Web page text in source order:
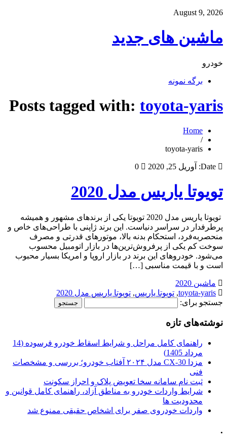
August 9, 2026
ماشین های جدید
خودرو
برگه نمونه
Posts tagged with: toyota-yaris
Home
/
toyota-yaris
Date: آوریل 25, 2020 0
تویوتا یاریس مدل 2020
تویوتا یاریس مدل 2020 تویوتا یکی از برندهای مشهور و همیشه
پرطرفدار در سراسر دنیاست. این برند ژاپنی با طراحی‌های خاص و
منحصربه‌فرد، استحکام بدنه بالا، موتورهای قدرتی و مصرف
سوخت کم یکی از پرفروش‌ترین‌ها در بازار اتومبیل محسوب
می‌شود. خودروهای این برند در بازار اروپا و امریکا بسیار محبوب
است و با قیمت مناسبی […]
ماشین 2020
toyota-yaris
, تویوتا یاریس, تویوتا یاریس مدل 2020
جستجو برای:
نوشته‌های تازه
راهنمای کامل مراحل و شرایط اسقاط خودرو فرسوده (14
مرداد 1405)
مزدا CX-30 مدل ۲۰۲۴ آفتاب خودرو؛ بررسی و مشخصات
فنی
ثبت نام سامانه سخا تعویض پلاک و احراز سکونت
شرایط واردات خودرو به مناطق آزاد، راهنمای کامل قوانین و
محدودیت ها
واردات خودروی صفر برای اشخاص حقیقی ممنوع شد
.